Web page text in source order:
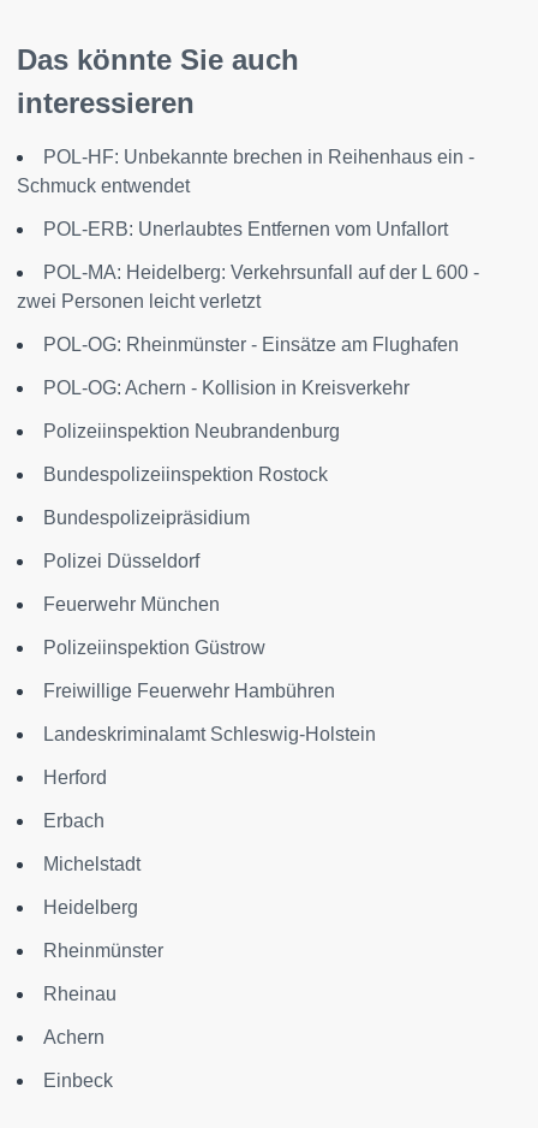
Das könnte Sie auch
interessieren
POL-HF: Unbekannte brechen in Reihenhaus ein -
Schmuck entwendet
POL-ERB: Unerlaubtes Entfernen vom Unfallort
POL-MA: Heidelberg: Verkehrsunfall auf der L 600 -
zwei Personen leicht verletzt
POL-OG: Rheinmünster - Einsätze am Flughafen
POL-OG: Achern - Kollision in Kreisverkehr
Polizeiinspektion Neubrandenburg
Bundespolizeiinspektion Rostock
Bundespolizeipräsidium
Polizei Düsseldorf
Feuerwehr München
Polizeiinspektion Güstrow
Freiwillige Feuerwehr Hambühren
Landeskriminalamt Schleswig-Holstein
Herford
Erbach
Michelstadt
Heidelberg
Rheinmünster
Rheinau
Achern
Einbeck